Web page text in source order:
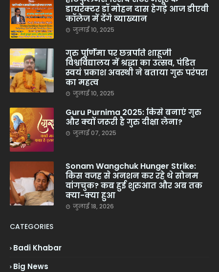
डायरेक्टर डॉ मोहन दास हेगड़े आज डीएवी
कॉलेज में देंगे व्याख्यान
जुलाई 10, 2025
गुरु पूर्णिमा पर छत्रपति शाहूजी
विश्वविद्यालय में श्रद्धा का उत्सव, पंडित
स्वयं प्रकाश अवस्थी ने बताया गुरु परंपरा
का महत्व
जुलाई 10, 2025
Guru Purnima 2025: किसे बनाएं गुरु
और क्यों जरूरी है गुरु दीक्षा लेना?
जुलाई 07, 2025
Sonam Wangchuk Hunger Strike:
किस वजह से अनशन कर रहे थे सोनम
वांगचुक? कब हुई शुरुआत और अब तक
क्या-क्या हुआ
जुलाई 18, 2026
CATEGORIES
Badi Khabar
Big News